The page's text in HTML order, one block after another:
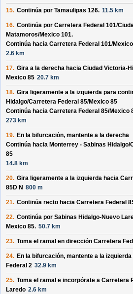
15. Continúa por Tamaulipas 126. 11.5 km
16. Continúa por Carretera Federal 101/
Matamoros/Mexico 101.
Continúa hacia Carretera Federal 101/
2.6 km
17. Gira a la derecha hacia Ciudad Victoria-
Mexico 85 20.7 km
18. Gira ligeramente a la izquierda para
Hidalgo/Carretera Federal 85/Mexico 85
Continúa hacia Carretera Federal 85/Mexico
273 km
19. En la bifurcación, mantente a la derecha
Continúa hacia Monterrey - Sabinas Hidalgo/
85
14.8 km
20. Gira ligeramente a la izquierda hacia
85D N 800 m
21. Continúa recto hacia Carretera Federal
22. Continúa por Sabinas Hidalgo-Nuevo
Mexico 85. 50.7 km
23. Toma el ramal en dirección Carretera
24. En la bifurcación, mantente a la
Federal 2 32.9 km
25. Toma el ramal e incorpórate a Carretera
Laredo 2.6 km